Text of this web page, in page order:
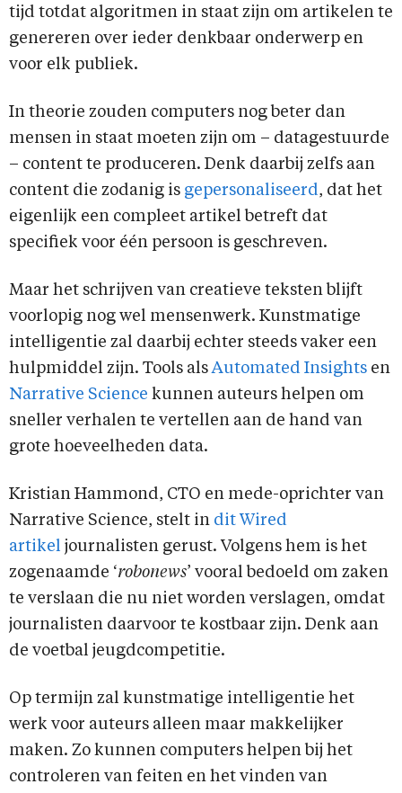
tijd totdat algoritmen in staat zijn om artikelen te
genereren over ieder denkbaar onderwerp en
voor elk publiek.
In theorie zouden computers nog beter dan
mensen in staat moeten zijn om – datagestuurde
– content te produceren. Denk daarbij zelfs aan
content die zodanig is gepersonaliseerd , dat het
eigenlijk een compleet artikel betreft dat
specifiek voor één persoon is geschreven.
Maar het schrijven van creatieve teksten blijft
voorlopig nog wel mensenwerk. Kunstmatige
intelligentie zal daarbij echter steeds vaker een
hulpmiddel zijn. Tools als Automated Insights en
Narrative Science kunnen auteurs helpen om
sneller verhalen te vertellen aan de hand van
grote hoeveelheden data.
Kristian Hammond, CTO en mede-oprichter van
Narrative Science, stelt in dit Wired
artikel
journalisten gerust. Volgens hem is het
zogenaamde ‘robonews’ vooral bedoeld om zaken
te verslaan die nu niet worden verslagen, omdat
journalisten daarvoor te kostbaar zijn. Denk aan
de voetbal jeugdcompetitie.
Op termijn zal kunstmatige intelligentie het
werk voor auteurs alleen maar makkelijker
maken. Zo kunnen computers helpen bij het
controleren van feiten en het vinden van